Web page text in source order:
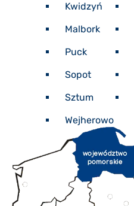
Kwidzyń
Malbork
Puck
Sopot
Sztum
Wejherowo